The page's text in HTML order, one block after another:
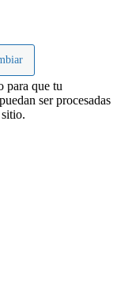
para que tu
ser procesadas